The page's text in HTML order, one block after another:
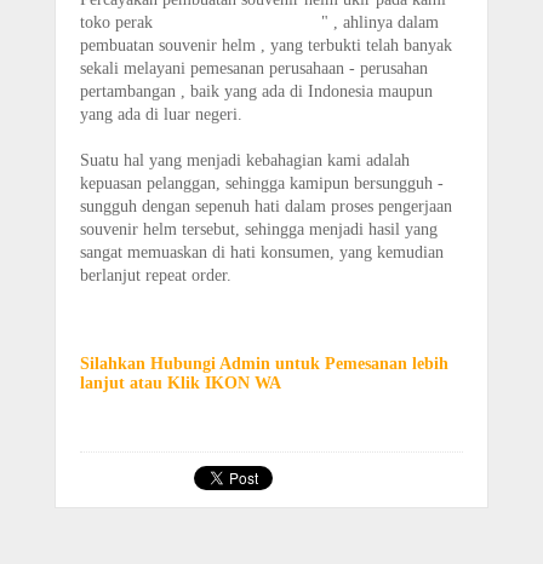
toko perak
" , ahlinya dalam
pembuatan souvenir helm , yang terbukti telah banyak
sekali melayani pemesanan perusahaan - perusahan
pertambangan , baik yang ada di Indonesia maupun
yang ada di luar negeri.
Suatu hal yang menjadi kebahagian kami adalah
kepuasan pelanggan, sehingga kamipun bersungguh -
sungguh dengan sepenuh hati dalam proses pengerjaan
souvenir helm tersebut, sehingga menjadi hasil yang
sangat memuaskan di hati konsumen, yang kemudian
berlanjut repeat order.
Silahkan Hubungi Admin untuk Pemesanan lebih
lanjut atau Klik IKON WA